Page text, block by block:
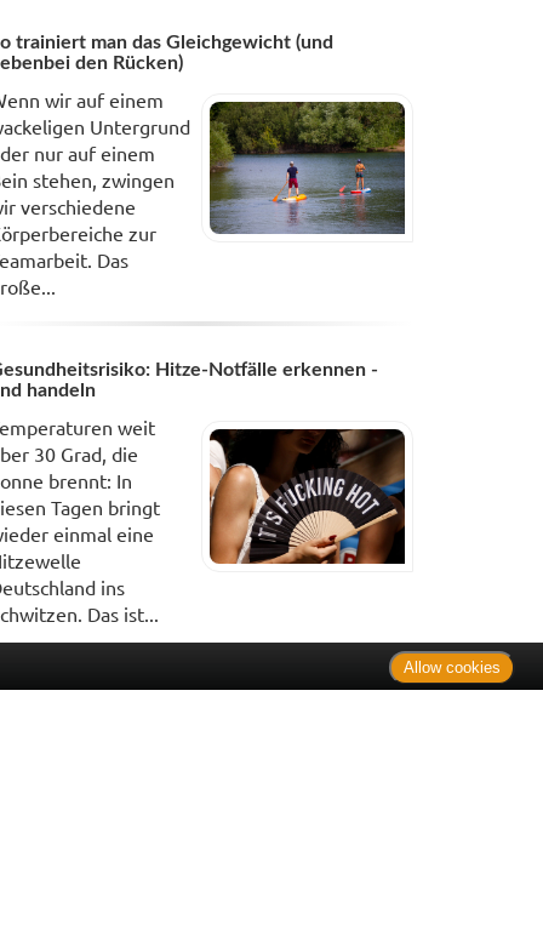
trainiert man das Gleichgewicht (und
den Rücken)
wir auf einem
Untergrund
nur auf einem
stehen, zwingen
verschiedene
zur
Das
Hitze-Notfälle erkennen -
handeln
weit
30 Grad, die
brennt: In
Tagen bringt
einmal eine
ins
Das ist...
Allow cookies